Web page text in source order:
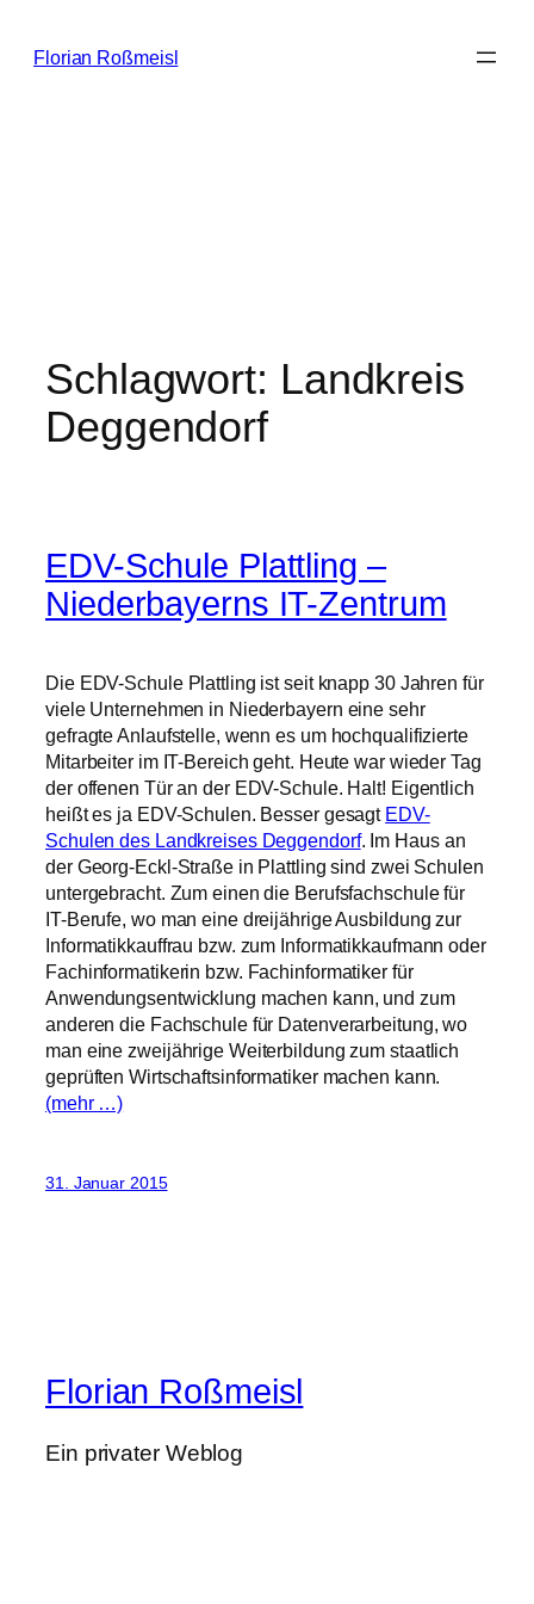
Inhalt
Florian Roßmeisl
Schlagwort: Landkreis
Deggendorf
EDV-Schule Plattling –
Niederbayerns IT-Zentrum
Die EDV-Schule Plattling ist seit knapp 30 Jahren für
viele Unternehmen in Niederbayern eine sehr
gefragte Anlaufstelle, wenn es um hochqualifizierte
Mitarbeiter im IT-Bereich geht. Heute war wieder Tag
der offenen Tür an der EDV-Schule. Halt! Eigentlich
heißt es ja EDV-Schulen. Besser gesagt EDV-
Schulen des Landkreises Deggendorf. Im Haus an
der Georg-Eckl-Straße in Plattling sind zwei Schulen
untergebracht. Zum einen die Berufsfachschule für
IT-Berufe, wo man eine dreijährige Ausbildung zur
Informatikkauffrau bzw. zum Informatikkaufmann oder
Fachinformatikerin bzw. Fachinformatiker für
Anwendungsentwicklung machen kann, und zum
anderen die Fachschule für Datenverarbeitung, wo
man eine zweijährige Weiterbildung zum staatlich
geprüften Wirtschaftsinformatiker machen kann.
(mehr …)
31. Januar 2015
Florian Roßmeisl
Ein privater Weblog